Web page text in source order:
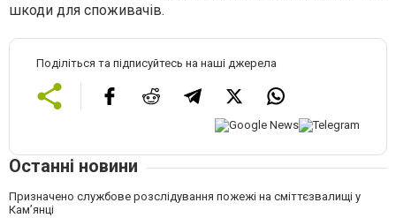
шкоди для споживачів.
Поділіться та підписуйтесь на наші джерела
Останні новини
Призначено службове розслідування пожежі на сміттєзвалищі у
Кам’янці